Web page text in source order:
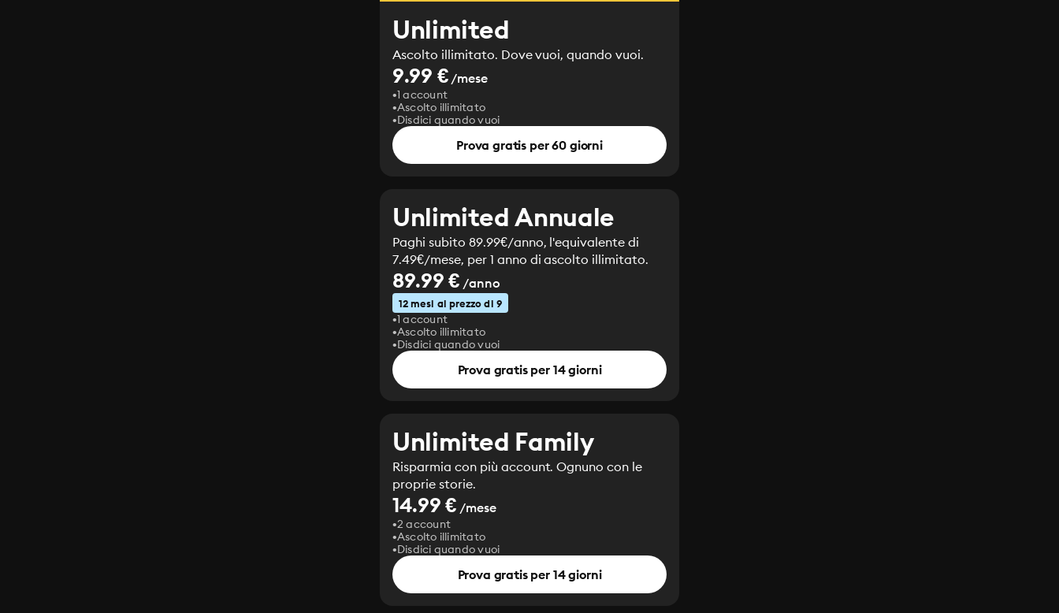
Unlimited
Ascolto illimitato. Dove vuoi, quando vuoi.
9.99 €/mese
1 account
Ascolto illimitato
Disdici quando vuoi
Prova gratis per 60 giorni
Unlimited Annuale
Paghi subito 89.99€/anno, l'equivalente di
7.49€/mese, per 1 anno di ascolto illimitato.
89.99 € /anno
12 mesi al prezzo di 9
1 account
Ascolto illimitato
Disdici quando vuoi
Prova gratis per 14 giorni
Unlimited Family
Risparmia con più account. Ognuno con le
proprie storie.
14.99 € /mese
2 account
Ascolto illimitato
Disdici quando vuoi
Prova gratis per 14 giorni